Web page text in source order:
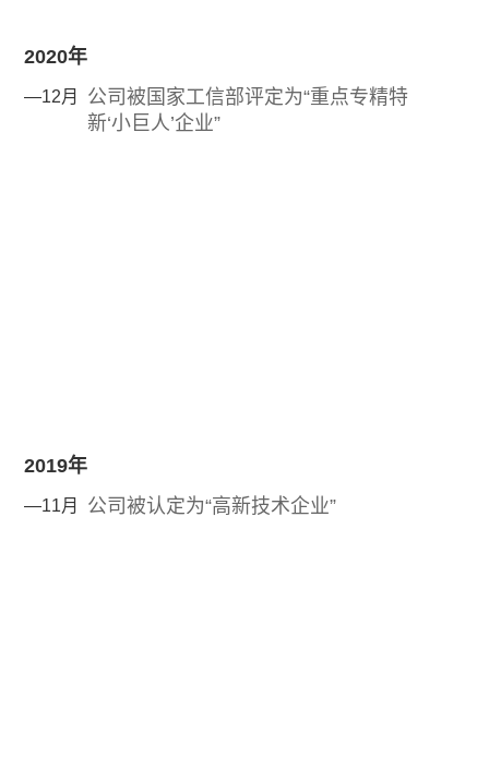
2020年
—12月
公司被国家工信部评定为“重点专精特
新‘小巨人’企业”
2019年
—11月 公司被认定为“高新技术企业”